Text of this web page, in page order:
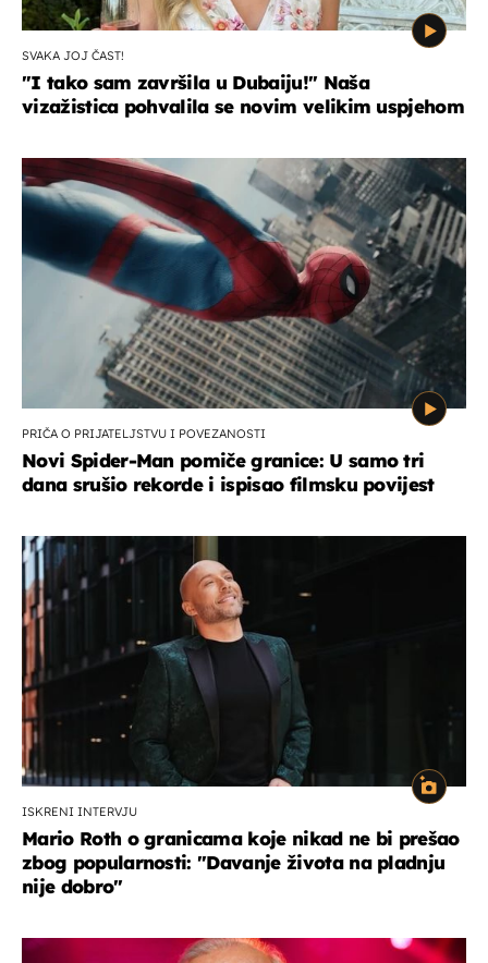
SVAKA JOJ ČAST!
"I tako sam završila u Dubaiju!" Naša
vizažistica pohvalila se novim velikim uspjehom
PRIČA O PRIJATELJSTVU I POVEZANOSTI
Novi Spider-Man pomiče granice: U samo tri
dana srušio rekorde i ispisao filmsku povijest
ISKRENI INTERVJU
Mario Roth o granicama koje nikad ne bi prešao
zbog popularnosti: "Davanje života na pladnju
nije dobro"